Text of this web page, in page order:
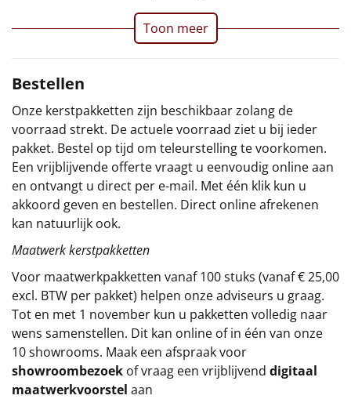
Sinterklaaspakketten
Particulier
Kerstgeschenken 2026
Relatiegeschenken
Cadeaubon
Alle overige
Toon meer
Bestellen
Onze kerstpakketten zijn beschikbaar zolang de
voorraad strekt. De actuele voorraad ziet u bij ieder
pakket. Bestel op tijd om teleurstelling te voorkomen.
Een vrijblijvende offerte vraagt u eenvoudig online aan
en ontvangt u direct per e-mail. Met één klik kun u
akkoord geven en bestellen. Direct online afrekenen
kan natuurlijk ook.
Maatwerk kerstpakketten
Voor maatwerkpakketten vanaf 100 stuks (vanaf € 25,00
excl. BTW per pakket) helpen onze adviseurs u graag.
Tot en met 1 november kun u pakketten volledig naar
wens samenstellen. Dit kan online of in één van onze
10 showrooms. Maak een afspraak voor
showroombezoek of vraag een vrijblijvend digitaal
maatwerkvoorstel aan